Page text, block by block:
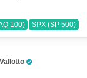
100) SPX (SP 500)